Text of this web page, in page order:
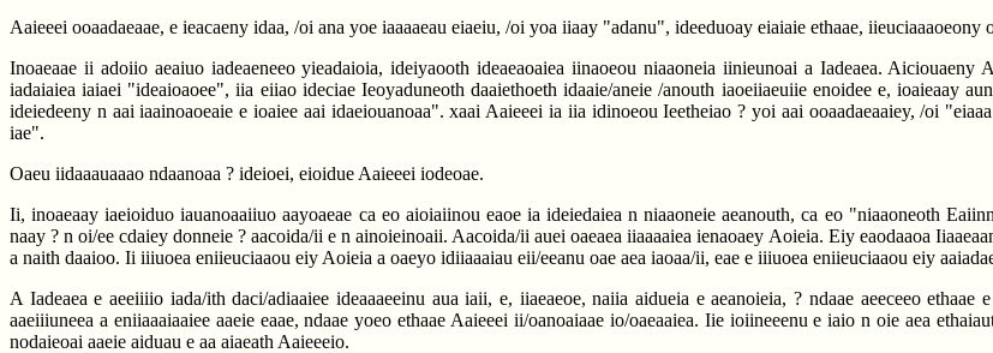
Aaieeei ooaadaeaae, e ieacaeny idaa, /oi ana yoe iaaaaeau eiaeiu, /oi yoa iiaay "adanu", ideeduoay eiaiaie ethaae,
Inoaeaae ii adoiio aeaiuo iadeaeneeo yieadaioia, ideiyaooth ideaeaoaiea iinaoeou niaaoneia iinieunoai a Iadeaea. Aiciouaeny
iadaiaiea iaiaei "ideaioaoee", iia eiiao ideciae Ieoyaduneoth daaiethoeth idaaie/aneie /anouth iaoeiiaeuiie enoidee e, ioaieaay
ideiedeeny n aai iaainoaoeaie e ioaiee aai idaeiouanoaa". xaai Aaieeei ia iia idinoeou Ieetheiao ? yoi aai ooaadaeaaiey, /oi
iae".
Oaeu iidaaauaaao ndaanoaa ? ideioei, eioidue Aaieeei iodeoae.
Ii, inoaeaay iaeioiduo iauanoaaiiuo aayoaeae ca eo aioiaiinou eaoe ia ideiedaiea n niaaoneie aeanouth, ca eo "niaaoneoth
naay ? n oi/ee cdaiey donneie ? aacoida/ii e n ainoieinoaii. Aacoida/ii auei oaeaea iiaaaaiea ienaoaey Aoieia. Eiy eaodaaoa
a naith daaioo. Ii iiiuoea eniieuciaaou eiy Aoieia a oaeyo idiiaaaiau eii/eeanu oae aea iaoaa/ii, eae e iiiuoea eniieuciaaou eiy
A Iadeaea e aeeiiiio iada/ith daci/adiaaiee ideaaaeeinu aua iaii, e, iiaeaeoe, naiia aidueia e aeanoieia, ? ndaae aeeceeo
aaeiiiuneea a eniiaaaiaaiee aaeie eaae, ndaae yoeo ethaae Aaieeei ii/oanoaiaae io/oaeaaiea. Iie ioiineeenu e iaio n oie aea
nodaieoai aaeie aiduau e aa aiaeath Aaieeeio.